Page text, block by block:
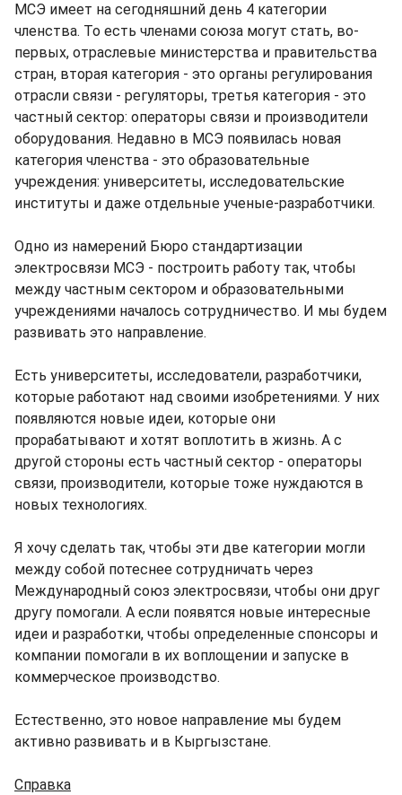
МСЭ имеет на сегодняшний день 4 категории
членства. То есть членами союза могут стать, во-
первых, отраслевые министерства и правительства
стран, вторая категория - это органы регулирования
отрасли связи - регуляторы, третья категория - это
частный сектор: операторы связи и производители
оборудования. Недавно в МСЭ появилась новая
категория членства - это образовательные
учреждения: университеты, исследовательские
институты и даже отдельные ученые-разработчики.
Одно из намерений Бюро стандартизации
электросвязи МСЭ - построить работу так, чтобы
между частным сектором и образовательными
учреждениями началось сотрудничество. И мы будем
развивать это направление.
Есть университеты, исследователи, разработчики,
которые работают над своими изобретениями. У них
появляются новые идеи, которые они
прорабатывают и хотят воплотить в жизнь. А с
другой стороны есть частный сектор - операторы
связи, производители, которые тоже нуждаются в
новых технологиях.
Я хочу сделать так, чтобы эти две категории могли
между собой потеснее сотрудничать через
Международный союз электросвязи, чтобы они друг
другу помогали. А если появятся новые интересные
идеи и разработки, чтобы определенные спонсоры и
компании помогали в их воплощении и запуске в
коммерческое производство.
Естественно, это новое направление мы будем
активно развивать и в Кыргызстане.
Справка